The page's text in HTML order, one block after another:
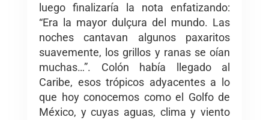
luego finalizaría la nota enfatizando:
“Era la mayor dulçura del mundo. Las
noches cantavan algunos paxaritos
suavemente, los grillos y ranas se oían
muchas…”. Colón había llegado al
Caribe, esos trópicos adyacentes a lo
que hoy conocemos como el Golfo de
México, y cuyas aguas, clima y viento